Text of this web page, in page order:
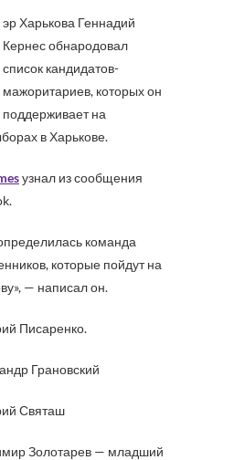
Кернес обнародовал
список кандидатов-
мажоритариев, которых он
поддерживает на
в Харькове.
узнал из сообщения
команда
которые пойдут на
— написал он.
Писаренко.
Грановский
Святаш
Золотарев — младший